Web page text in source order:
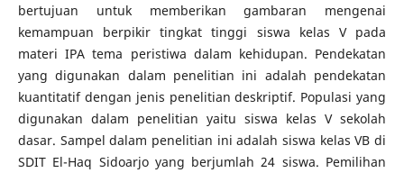
bertujuan untuk memberikan gambaran mengenai
kemampuan berpikir tingkat tinggi siswa kelas V pada
materi IPA tema peristiwa dalam kehidupan. Pendekatan
yang digunakan dalam penelitian ini adalah pendekatan
kuantitatif dengan jenis penelitian deskriptif. Populasi yang
digunakan dalam penelitian yaitu siswa kelas V sekolah
dasar. Sampel dalam penelitian ini adalah siswa kelas VB di
SDIT El-Haq Sidoarjo yang berjumlah 24 siswa. Pemilihan